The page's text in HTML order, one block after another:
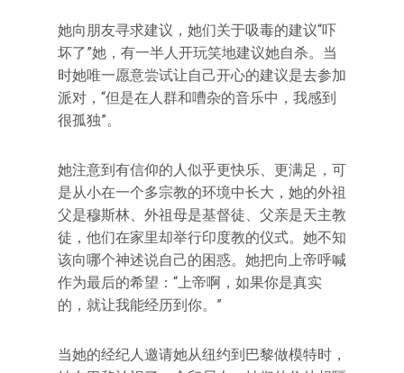
她向朋友寻求建议，她们关于吸毒的建议“吓
坏了”她，有一半人开玩笑地建议她自杀。当
时她唯一愿意尝试让自己开心的建议是去参加
派对，“但是在人群和嘈杂的音乐中，我感到
很孤独”。
她注意到有信仰的人似乎更快乐、更满足，可
是从小在一个多宗教的环境中长大，她的外祖
父是穆斯林、外祖母是基督徒、父亲是天主教
徒，他们在家里却举行印度教的仪式。她不知
该向哪个神述说自己的困惑。她把向上帝呼喊
作为最后的希望：“上帝啊，如果你是真实
的，就让我能经历到你。”
当她的经纪人邀请她从纽约到巴黎做模特时，